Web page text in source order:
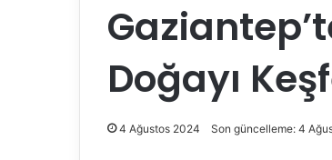
Doğayı
4 Ağustos 2024 Son güncelleme: 4